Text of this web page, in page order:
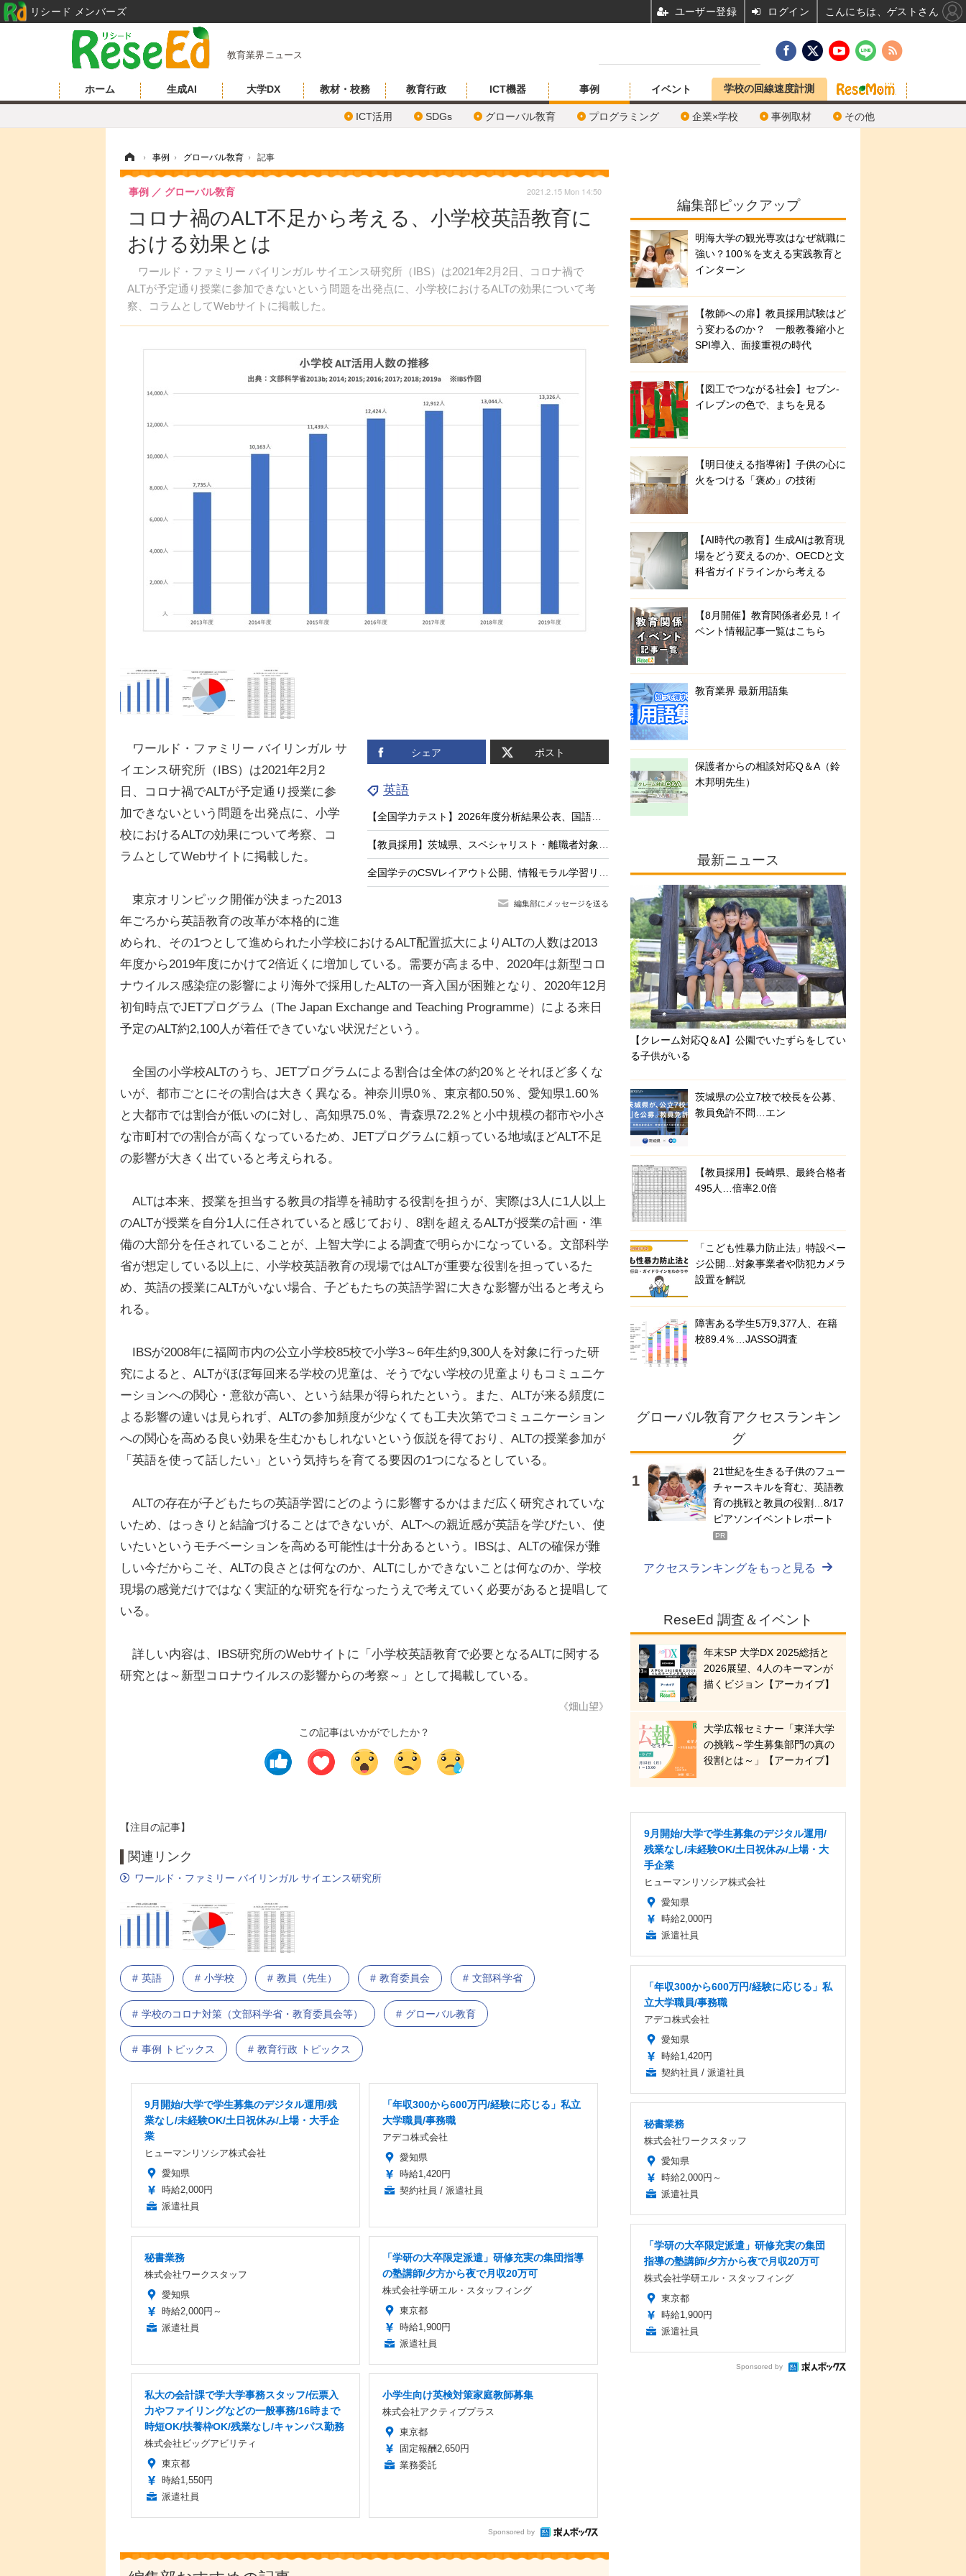
教育業界ニュース
ホーム 生成AI 大学DX 教材・校務 教育行政 ICT機器 事例
ICT活用 SDGs グローバル敎育 プログラミング 企業×学校 事例取材 その他
イベント 学校の回線速度計測
› 事例 › グローバル敎育 › 記事
コロナ禍のALT不足から考える、小学校英語教育に
おける効果とは
ワールド・ファミリー バイリンガル サイエンス研究所（IBS）は2021年2月2日、コロナ禍で
ALTが予定通り授業に参加できないという問題を出発点に、小学校におけるALTの効果について考
察、コラムとしてWebサイトに掲載した。
事例 グローバル敎育 2021.2.15 Mon 14:50
シェア ポスト
英語
【全国学力テスト】2026年度分析結果公表、国語・英語に共通の弱点は「根拠を示す力」
【教員採用】茨城県、スペシャリスト・離職者対象の特別選考…出願8/21まで
全国学テのCSVレイアウト公開、情報モラル学習リンク集…教育業界ニュースまとめ読み
編集部にメッセージを送る
ワールド・ファミリー バイリンガル サ
イエンス研究所（IBS）は2021年2月2
日、コロナ禍でALTが予定通り授業に参
加できないという問題を出発点に、小学
校におけるALTの効果について考察、コ
ラムとしてWebサイトに掲載した。
東京オリンピック開催が決まった2013
年ごろから英語教育の改革が本格的に進
められ、その1つとして進められた小学校におけるALT配置拡大によりALTの人数は2013
年度から2019年度にかけて2倍近くに増加している。需要が高まる中、2020年は新型コロ
ナウイルス感染症の影響により海外で採用したALTの一斉入国が困難となり、2020年12月
初旬時点でJETプログラム（The Japan Exchange and Teaching Programme）による来日
予定のALT約2,100人が着任できていない状況だという。
全国の小学校ALTのうち、JETプログラムによる割合は全体の約20％とそれほど多くな
いが、都市ごとにその割合は大きく異なる。神奈川県0％、東京都0.50％、愛知県1.60％
と大都市では割合が低いのに対し、高知県75.0％、青森県72.2％と小中規模の都市や小さ
な市町村での割合が高くなっているため、JETプログラムに頼っている地域ほどALT不足
の影響が大きく出ていると考えられる。
ALTは本来、授業を担当する教員の指導を補助する役割を担うが、実際は3人に1人以上
のALTが授業を自分1人に任されていると感じており、8割を超えるALTが授業の計画・準
備の大部分を任されていることが、上智大学による調査で明らかになっている。文部科学
省が想定している以上に、小学校英語教育の現場ではALTが重要な役割を担っているた
め、英語の授業にALTがいない場合、子どもたちの英語学習に大きな影響が出ると考えら
れる。
IBSが2008年に福岡市内の公立小学校85校で小学3～6年生約9,300人を対象に行った研
究によると、ALTがほぼ毎回来る学校の児童は、そうでない学校の児童よりもコミュニケ
ーションへの関心・意欲が高い、という結果が得られたという。また、ALTが来る頻度に
よる影響の違いは見られず、ALTの参加頻度が少なくても工夫次第でコミュニケーション
への関心を高める良い効果を生むかもしれないという仮説を得ており、ALTの授業参加が
「英語を使って話したい」という気持ちを育てる要因の1つになるとしている。
ALTの存在が子どもたちの英語学習にどのように影響するかはまだ広く研究されていな
いため、はっきりと結論づけることはできないが、ALTへの親近感が英語を学びたい、使
いたいというモチベーションを高める可能性は十分あるという。IBSは、ALTの確保が難
しい今だからこそ、ALTの良さとは何なのか、ALTにしかできないことは何なのか、学校
現場の感覚だけではなく実証的な研究を行なったうえで考えていく必要があると提唱して
いる。
詳しい内容は、IBS研究所のWebサイトに「小学校英語教育で必要となるALTに関する
研究とは～新型コロナウイルスの影響からの考察～」として掲載している。
《畑山望》
この記事はいかがでしたか？
【注目の記事】
関連リンク
ワールド・ファミリー バイリンガル サイエンス研究所
英語 小学校 教員（先生） 教育委員会 文部科学省
学校のコロナ対策（文部科学省・教育委員会等） グローバル教育
事例 トピックス 教育行政 トピックス
9月開始/大学で学生募集のデジタル運用/残
業なし/未経験OK/土日祝休み/上場・大手企
業
ヒューマンリソシア株式会社
愛知県
時給2,000円
派遣社員
「年収300から600万円/経験に応じる」私立
大学職員/事務職
アデコ株式会社
愛知県
時給1,420円
契約社員 / 派遣社員
秘書業務
株式会社ワークスタッフ
愛知県
時給2,000円～
派遣社員
「学研の大卒限定派遣」研修充実の集団指導
の塾講師/夕方から夜で月収20万可
株式会社学研エル・スタッフィング
東京都
時給1,900円
派遣社員
私大の会計課で学大学事務スタッフ/伝票入
力やファイリングなどの一般事務/16時まで
時短OK/扶養枠OK/残業なし/キャンパス勤務
株式会社ビッグアビリティ
東京都
時給1,550円
派遣社員
小学生向け英検対策家庭教師募集
株式会社アクティブプラス
東京都
固定報酬2,650円
業務委託
Sponsored by
編集部ピックアップ
明海大学の観光専攻はなぜ就職に
強い？100％を支える実践教育と
インターン
【教師への扉】教員採用試験はど
う変わるのか？ 一般教養縮小と
SPI導入、面接重視の時代
【図工でつながる社会】セブン‐
イレブンの色で、まちを見る
【明日使える指導術】子供の心に
火をつける「褒め」の技術
【AI時代の教育】生成AIは教育現
場をどう変えるのか、OECDと文
科省ガイドラインから考える
【8月開催】教育関係者必見！イ
ベント情報記事一覧はこちら
教育業界 最新用語集
保護者からの相談対応Q＆A（鈴
木邦明先生）
最新ニュース
【クレーム対応Q＆A】公園でいたずらをしてい
る子供がいる
茨城県の公立7校で校長を公募、
教員免許不問…エン
【教員採用】長崎県、最終合格者
495人…倍率2.0倍
「こども性暴力防止法」特設ペー
ジ公開…対象事業者や防犯カメラ
設置を解説
障害ある学生5万9,377人、在籍
校89.4％…JASSO調査
グローバル敎育アクセスランキン
グ
21世紀を生きる子供のフュー
チャースキルを育む、英語教
育の挑戦と教員の役割…8/17
ピアソンイベントレポート
PR
アクセスランキングをもっと見る
ReseEd 調査＆イベント
年末SP 大学DX 2025総括と
2026展望、4人のキーマンが
描くビジョン【アーカイブ】
大学広報セミナー「東洋大学
の挑戦～学生募集部門の真の
役割とは～」【アーカイブ】
9月開始/大学で学生募集のデジタル運用/
残業なし/未経験OK/土日祝休み/上場・大
手企業
ヒューマンリソシア株式会社
愛知県
時給2,000円
派遣社員
「年収300から600万円/経験に応じる」私
立大学職員/事務職
アデコ株式会社
愛知県
時給1,420円
契約社員 / 派遣社員
秘書業務
株式会社ワークスタッフ
愛知県
時給2,000円～
派遣社員
「学研の大卒限定派遣」研修充実の集団
指導の塾講師/夕方から夜で月収20万可
株式会社学研エル・スタッフィング
東京都
時給1,900円
派遣社員
Sponsored by
リシード メンバーズ ユーザー登録 ログイン こんにちは、ゲストさん